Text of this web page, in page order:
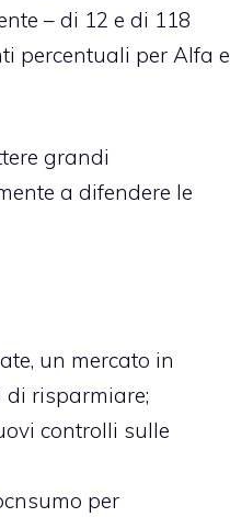
– di 12 e di 118
percentuali per Alfa e
grandi
a difendere le
un mercato in
di risparmiare;
controlli sulle
per